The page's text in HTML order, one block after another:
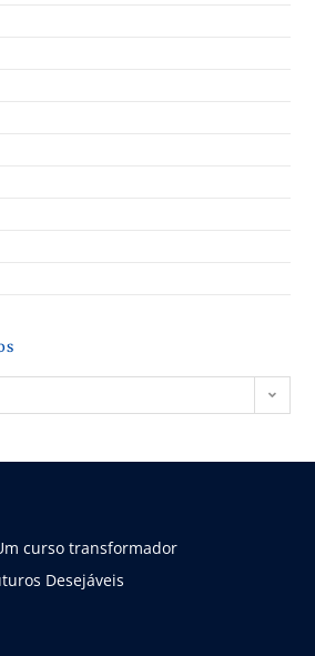
curso transformador
Desejáveis